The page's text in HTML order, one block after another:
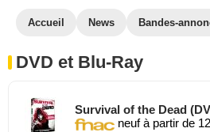
Accueil News Bandes-
DVD et Blu-Ray
Survival of the Dead
neuf à partir de